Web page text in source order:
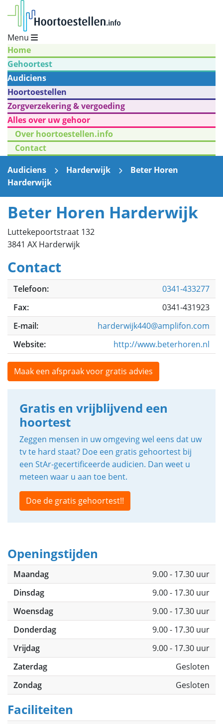
Menu
Home
Gehoortest
Audiciens
Hoortoestellen
Zorgverzekering & vergoeding
Alles over uw gehoor
Over hoortoestellen.info
Contact
Audiciens
Harderwijk
Beter Horen
Harderwijk
Beter Horen Harderwijk
Luttekepoortstraat 132
3841 AX Harderwijk
Contact
Telefoon:
0341-433277
Fax:
0341-431923
E-mail:
harderwijk440@amplifon.com
Website:
http://www.beterhoren.nl
Maak een afspraak voor gratis advies
Gratis en vrijblijvend een
hoortest
Zeggen mensen in uw omgeving wel eens dat uw
tv te hard staat? Doe een gratis gehoortest bij
een StAr-gecertificeerde audicien. Dan weet u
meteen waar u aan toe bent.
Doe de gratis gehoortest!!
Openingstijden
Maandag
9.00 - 17.30 uur
Dinsdag
9.00 - 17.30 uur
Woensdag
9.00 - 17.30 uur
Donderdag
9.00 - 17.30 uur
Vrijdag
9.00 - 17.30 uur
Zaterdag
Gesloten
Zondag
Gesloten
Faciliteiten